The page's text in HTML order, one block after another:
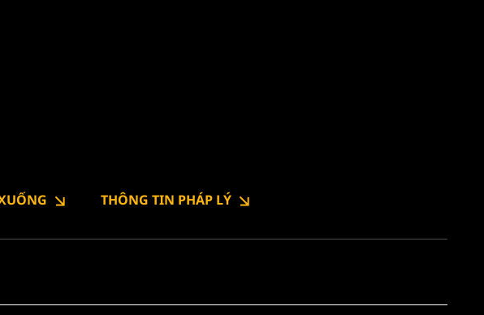
THÔNG TIN PHÁP LÝ